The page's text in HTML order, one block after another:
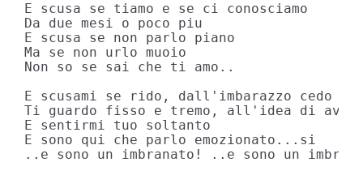
E scusa se tiamo e se ci conosciamo
Da due mesi o poco piu
E scusa se non parlo piano
Ma se non urlo muoio
Non so se sai che ti amo..
E scusami se rido, dall'imbarazzo cedo
Ti guardo fisso e tremo, all'idea di
E sentirmi tuo soltanto
E sono qui che parlo emozionato...si
..e sono un imbranato! ..e sono un